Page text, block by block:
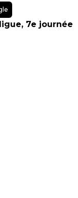
7e journée